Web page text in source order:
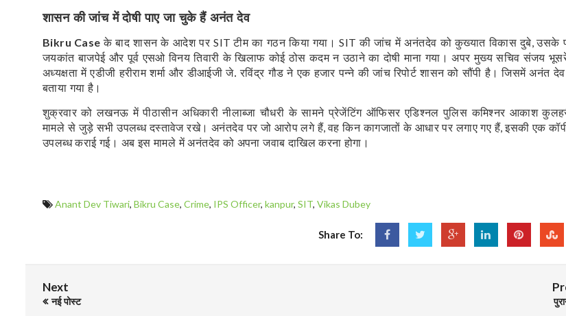
शासन की जांच में दोषी पाए जा चुके हैं अनंत देव
Bikru Case के बाद शासन के आदेश परSITटीम का गठन किया गया।SITकी जांच में अनंतदेव को कुख्यात विकास दुबे,उसके
जयकांत बाजपेई और पूर्व एसओ विनय तिवारी के खिलाफ कोई ठोस कदम न उठाने का दोषी माना गया। अपर मुख्य सचिव संजय
अध्यक्षता में एडीजी हरीराम शर्मा और डीआईजी जे. रविंद्र गौड ने एक हजार पन्ने की जांच रिपोर्ट शासन को सौंपी है। जिसमें अनंत देव
बताया गया है।
शुक्रवार को लखनऊ में पीठासीन अधिकारी नीलाब्जा चौधरी के सामने प्रेजेंटिंग ऑफिसर एडिश्नल पुलिस कमिश्नर आकाश
मामले से जुड़े सभी उपलब्ध दस्तावेज रखे। अनंतदेव पर जो आरोप लगे हैं,वह किन कागजातों के आधार पर लगाए गए हैं,इसकी एक
उपलब्ध कराई गई। अब इस मामले में अनंतदेव को अपना जवाब दाखिल करना होगा।
Anant Dev Tiwari, Bikru Case, Crime, IPS Officer, kanpur, SIT, Vikas Dubey
Share To:
Next
नई पोस्ट